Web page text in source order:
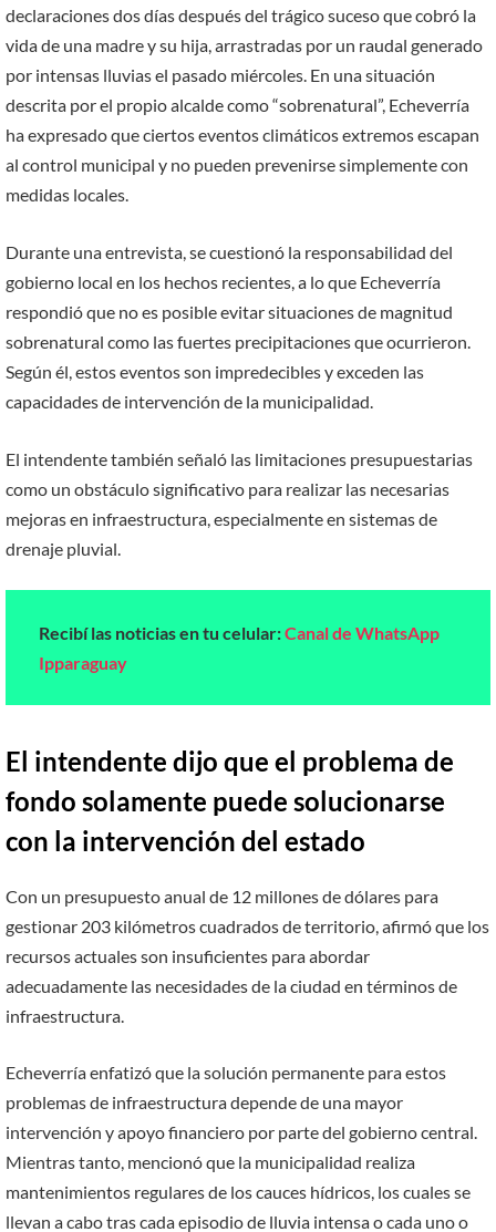
declaraciones dos días después del trágico suceso que cobró la
vida de una madre y su hija, arrastradas por un raudal generado
por intensas lluvias el pasado miércoles. En una situación
descrita por el propio alcalde como “sobrenatural”, Echeverría
ha expresado que ciertos eventos climáticos extremos escapan
al control municipal y no pueden prevenirse simplemente con
medidas locales.
Durante una entrevista, se cuestionó la responsabilidad del
gobierno local en los hechos recientes, a lo que Echeverría
respondió que no es posible evitar situaciones de magnitud
sobrenatural como las fuertes precipitaciones que ocurrieron.
Según él, estos eventos son impredecibles y exceden las
capacidades de intervención de la municipalidad.
El intendente también señaló las limitaciones presupuestarias
como un obstáculo significativo para realizar las necesarias
mejoras en infraestructura, especialmente en sistemas de
drenaje pluvial.
Recibí las noticias en tu celular:Canal de WhatsApp
Ipparaguay
El intendente dijo que el problema de
fondo solamente puede solucionarse
con la intervención del estado
Con un presupuesto anual de 12 millones de dólares para
gestionar 203 kilómetros cuadrados de territorio, afirmó que los
recursos actuales son insuficientes para abordar
adecuadamente las necesidades de la ciudad en términos de
infraestructura.
Echeverría enfatizó que la solución permanente para estos
problemas de infraestructura depende de una mayor
intervención y apoyo financiero por parte del gobierno central.
Mientras tanto, mencionó que la municipalidad realiza
mantenimientos regulares de los cauces hídricos, los cuales se
llevan a cabo tras cada episodio de lluvia intensa o cada uno o